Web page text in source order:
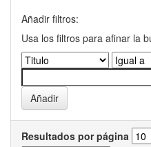
Añadir filtros:
Usa los filtros para afinar la
Resultados por página